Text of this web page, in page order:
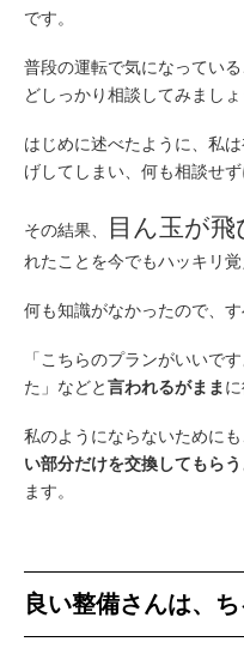
です。
普段の運転で気になってい
どしっかり相談してみましょ
はじめに述べたように、私
げしてしまい、何も相談せ
その結果、 目ん玉が
れたことを今でもハッキリ
何も知識がなかったので、
「こちらのプランがいいで
た」などと言われるがまま
私のようにならないためにも
い部分だけを交換してもら
ます。
良い整備さんは、